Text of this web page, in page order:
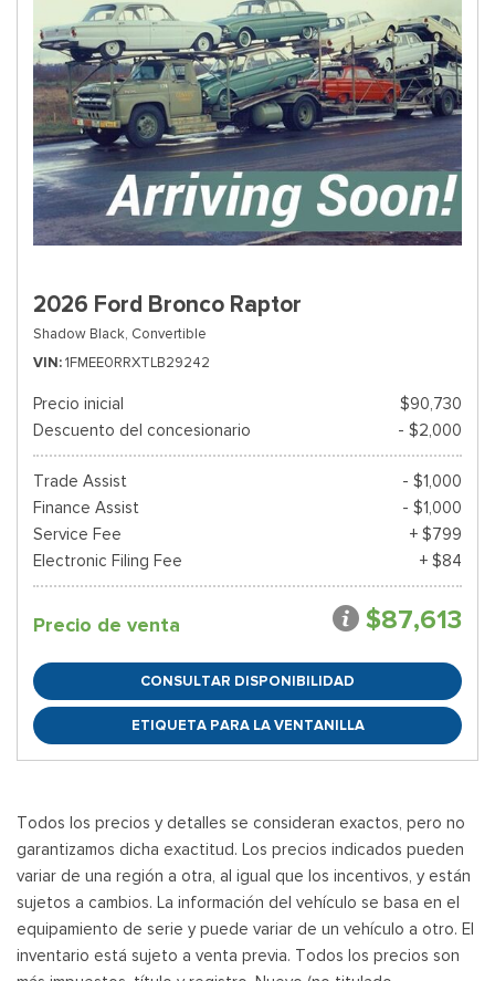
2026 Ford Bronco Raptor
Shadow Black, Convertible
VIN 1FMEE0RRXTLB29242
Precio inicial
$90,730
Descuento del concesionario
- $2,000
Trade Assist
- $1,000
Finance Assist
- $1,000
Service Fee
+ $799
Electronic Filing Fee
+ $84
Precio de venta $87,613
CONSULTAR DISPONIBILIDAD
ETIQUETA PARA LA VENTANILLA
Todos los precios y detalles se consideran exactos, pero no
garantizamos dicha exactitud. Los precios indicados pueden
variar de una región a otra, al igual que los incentivos, y están
sujetos a cambios. La información del vehículo se basa en el
equipamiento de serie y puede variar de un vehículo a otro. El
inventario está sujeto a venta previa. Todos los precios son